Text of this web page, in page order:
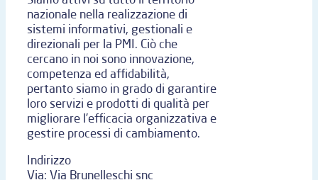
nazionale nella realizzazione di
sistemi informativi, gestionali e
direzionali per la PMI. Ciò che
cercano in noi sono innovazione,
competenza ed affidabilità,
pertanto siamo in grado di garantire
loro servizi e prodotti di qualità per
migliorare l’efficacia organizzativa e
gestire processi di cambiamento.
Indirizzo
Via: Via Brunelleschi snc